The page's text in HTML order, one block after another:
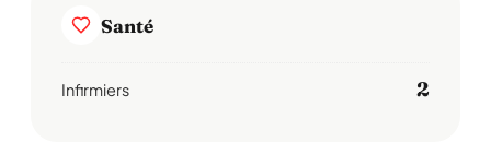
Santé
Infirmiers 2